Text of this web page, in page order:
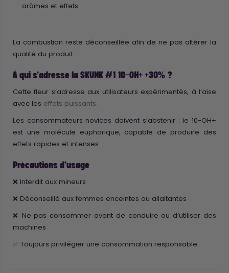
arômes et effets
La combustion reste déconseillée afin de ne pas altérer la
qualité du produit.
À qui s'adresse la SKUNK #1 10-OH+ +30% ?
Cette fleur s’adresse aux utilisateurs expérimentés, à l’aise
avec les effets puissants.
Les consommateurs novices doivent s’abstenir : le 10-OH+
est une molécule euphorique, capable de produire des
effets rapides et intenses.
Précautions d’usage
❌ Interdit aux mineurs
❌ Déconseillé aux femmes enceintes ou allaitantes
❌ Ne pas consommer avant de conduire ou d’utiliser des
machines
✅ Toujours privilégier une consommation responsable